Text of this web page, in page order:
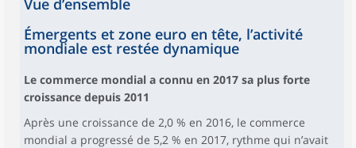
Vue d’ensemble
Émergents et zone euro en tête, l’activité
mondiale est restée dynamique
Le commerce mondial a connu en 2017 sa plus forte
croissance depuis 2011
Après une croissance de 2,0 % en 2016, le commerce
mondial a progressé de 5,2 % en 2017, rythme qui n’avait